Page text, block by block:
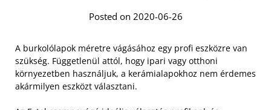
Posted on 2020-06-26
A burkolólapok méretre vágásához egy profi eszközre van
szükség. Függetlenül attól, hogy ipari vagy otthoni
környezetben használjuk, a kerámialapokhoz nem érdemes
akármilyen eszközt választani.